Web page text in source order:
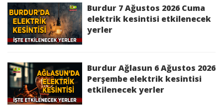
kesintisinden etkilenecek yerler
Burdur 7 Ağustos 2026 Cuma
elektrik kesintisi etkilenecek
yerler
Burdur Ağlasun 6 Ağustos 2026
Perşembe elektrik kesintisi
etkilenecek yerler